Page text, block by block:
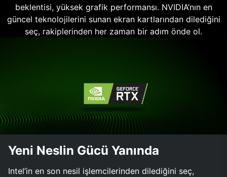
beklentisi, yüksek grafik performansı. NVIDIA’nın en
güncel teknolojilerini sunan ekran kartlarından dilediğini
seç, rakiplerinden her zaman bir adım önde ol.
Yeni Neslin Gücü Yanında
Intel’in en son nesil işlemcilerinden dilediğini seç,